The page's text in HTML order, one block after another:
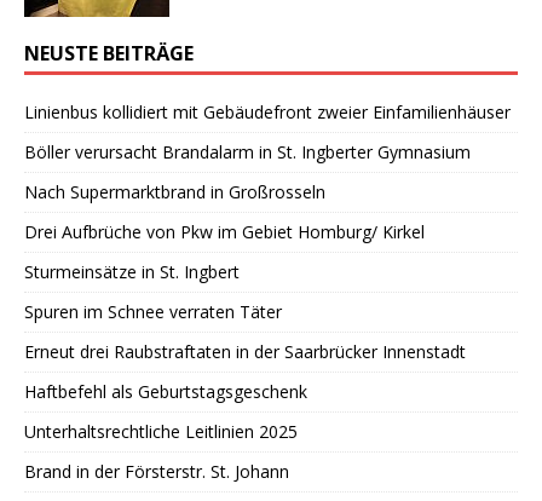
NEUSTE BEITRÄGE
Linienbus kollidiert mit Gebäudefront zweier Einfamilienhäuser
Böller verursacht Brandalarm in St. Ingberter Gymnasium
Nach Supermarktbrand in Großrosseln
Drei Aufbrüche von Pkw im Gebiet Homburg/ Kirkel
Sturmeinsätze in St. Ingbert
Spuren im Schnee verraten Täter
Erneut drei Raubstraftaten in der Saarbrücker Innenstadt
Haftbefehl als Geburtstagsgeschenk
Unterhaltsrechtliche Leitlinien 2025
Brand in der Försterstr. St. Johann